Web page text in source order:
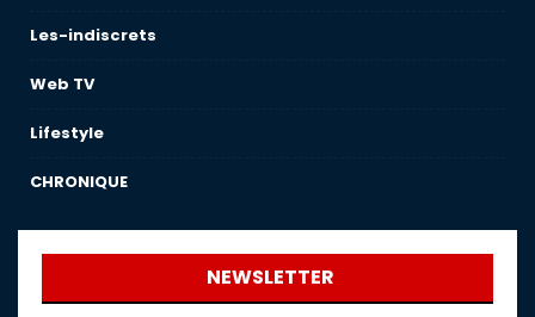
Les-indiscrets
Web TV
Lifestyle
CHRONIQUE
NEWSLETTER